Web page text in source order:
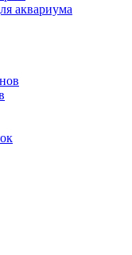
аквариума